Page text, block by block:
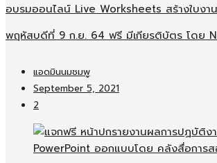
อบรมออนไลน์​ Live Worksheets สร้างใบงา
พฤหัสบดีที่ 9 ก.ย. 64 ฟรี มีเกียรติบัตร โดย
แอดมินนมชมพู
September 5, 2021
2